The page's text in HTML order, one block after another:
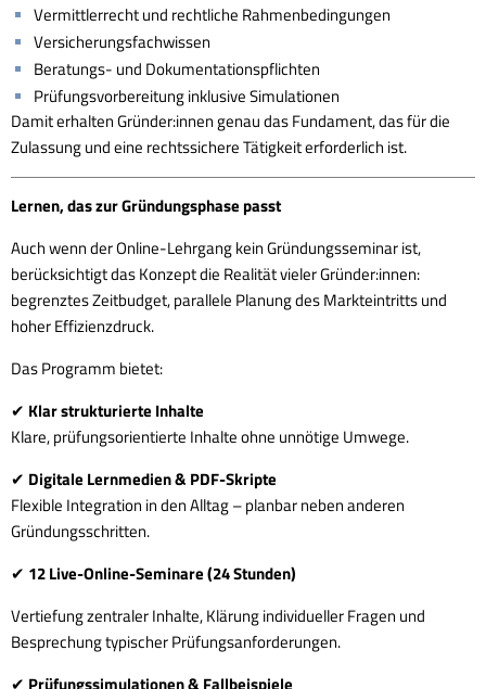
Vermittlerrecht und rechtliche Rahmenbedingungen
Versicherungsfachwissen
Beratungs- und Dokumentationspflichten
Prüfungsvorbereitung inklusive Simulationen
Damit erhalten Gründer:innen genau das Fundament, das für die
Zulassung und eine rechtssichere Tätigkeit erforderlich ist.
Lernen, das zur Gründungsphase passt
Auch wenn der Online-Lehrgang kein Gründungsseminar ist,
berücksichtigt das Konzept die Realität vieler Gründer:innen:
begrenztes Zeitbudget, parallele Planung des Markteintritts und
hoher Effizienzdruck.
Das Programm bietet:
✔ Klar strukturierte Inhalte
Klare, prüfungsorientierte Inhalte ohne unnötige Umwege.
✔ Digitale Lernmedien & PDF-Skripte
Flexible Integration in den Alltag – planbar neben anderen
Gründungsschritten.
✔ 12 Live-Online-Seminare (24 Stunden)
Vertiefung zentraler Inhalte, Klärung individueller Fragen und
Besprechung typischer Prüfungsanforderungen.